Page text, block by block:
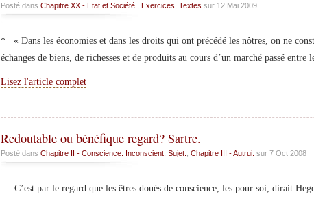
Posté dans Chapitre XX - Etat et Société., Exercices, Textes sur 12 Mai 2009
* « Dans les économies et dans les droits qui ont précédé les nôtres, on ne
échanges de biens, de richesses et de produits au cours d’un marché passé entre
Lisez l'article complet
Redoutable ou bénéfique regard? Sartre.
Posté dans Chapitre II - Conscience. Inconscient. Sujet. Chapitre III - Autrui. sur 7 Oct 2008
C’est par le regard que les êtres doués de conscience, les pour soi, dirait